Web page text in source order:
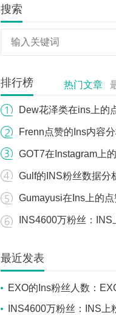
搜索
排行榜 热门文章
Dew花泽类在ins上的
Frenn点赞的Ins内容
GOT7在Instagram上
Gulf的INS粉丝数据分
Gumayusi在Ins上的点
最近发表
EXO的Ins粉丝人数：
础
INS4600万粉丝：INS